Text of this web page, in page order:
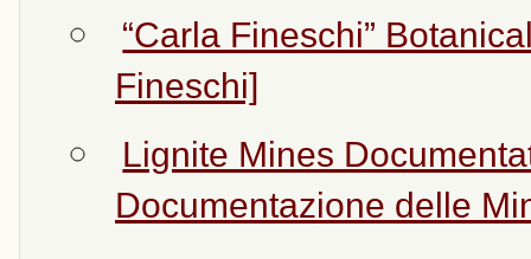
“Carla Fineschi”
Fineschi]
Lignite Mines
Documentazione delle